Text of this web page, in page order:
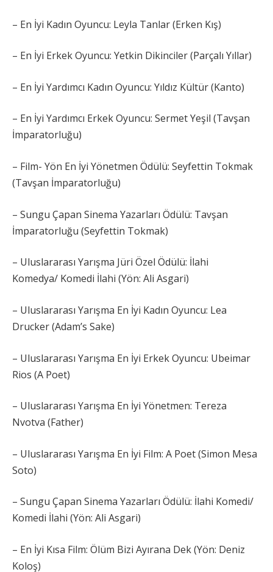
– En İyi Kadın Oyuncu: Leyla Tanlar (Erken Kış)
– En İyi Erkek Oyuncu: Yetkin Dikinciler (Parçalı Yıllar)
– En İyi Yardımcı Kadın Oyuncu: Yıldız Kültür (Kanto)
– En İyi Yardımcı Erkek Oyuncu: Sermet Yeşil (Tavşan
İmparatorluğu)
– Film- Yön En İyi Yönetmen Ödülü: Seyfettin Tokmak
(Tavşan İmparatorluğu)
– Sungu Çapan Sinema Yazarları Ödülü: Tavşan
İmparatorluğu (Seyfettin Tokmak)
– Uluslararası Yarışma Jüri Özel Ödülü: İlahi
Komedya/ Komedi İlahi (Yön: Ali Asgari)
– Uluslararası Yarışma En İyi Kadın Oyuncu: Lea
Drucker (Adam’s Sake)
– Uluslararası Yarışma En İyi Erkek Oyuncu: Ubeimar
Rios (A Poet)
– Uluslararası Yarışma En İyi Yönetmen: Tereza
Nvotva (Father)
– Uluslararası Yarışma En İyi Film: A Poet (Simon Mesa
Soto)
– Sungu Çapan Sinema Yazarları Ödülü: İlahi Komedi/
Komedi İlahi (Yön: Ali Asgari)
– En İyi Kısa Film: Ölüm Bizi Ayırana Dek (Yön: Deniz
Koloş)